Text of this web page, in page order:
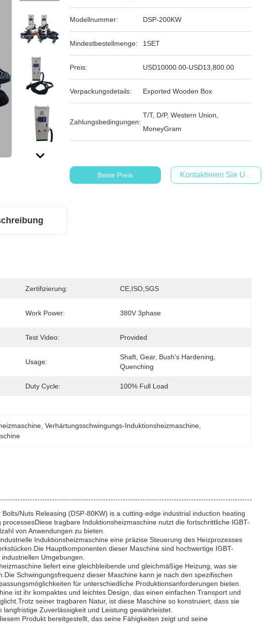
Modellnummer: DSP-200KW
Mindestbestellmenge: 1SET
Preis: USD10000.00-USD13,800.00
Verpackungsdetails: Exported Wooden Box
Zahlungsbedingungen:
T/T, D/P, Western Union,
MoneyGram
Beste Preis Kontaktieren Sie Uns Jetzt
Zertifizierung: CE,ISO,SGS
Work Power: 380V 3phase
Test Video: Provided
Usage:
Shaft, Gear, Bush's Hardening,
Quenching
Duty Cycle: 100% Full Load
, Verhärtungsschwingungs-Induktionsheizmaschine
Nuts Releasing (DSP-80KW) is a cutting-edge industrial induction heating
tragbare Induktionsheizmaschine nutzt die fortschrittliche IGBT-
von Anwendungen zu bieten.
Induktionsheizmaschine eine präzise Steuerung des Heizprozesses
Hauptkomponenten dieser Maschine sind hochwertige IGBT-
Umgebungen.
liefert eine gleichbleibende und gleichmäßige Heizung, was sie
Schwingungsfrequenz dieser Maschine kann je nach den spezifischen
für unterschiedliche Produktionsanforderungen bieten.
ist ihr kompaktes und leichtes Design, das einen einfachen Transport und
seiner tragbaren Natur, ist diese Maschine so konstruiert, dass sie
Zuverlässigkeit und Leistung gewährleistet.
Produkt bereitgestellt, das seine Fähigkeiten zeigt und seine